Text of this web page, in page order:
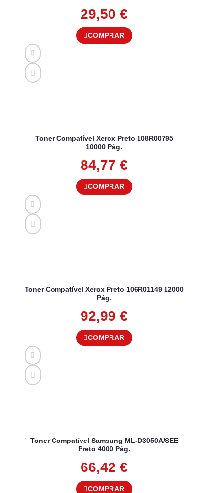
29,50 €
COMPRAR
Toner Compatível Xerox Preto 108R00795
10000 Pág.
84,77 €
COMPRAR
Toner Compatível Xerox Preto 106R01149 12000
Pág.
92,99 €
COMPRAR
Toner Compatível Samsung ML-D3050A/SEE
Preto 4000 Pág.
66,42 €
COMPRAR